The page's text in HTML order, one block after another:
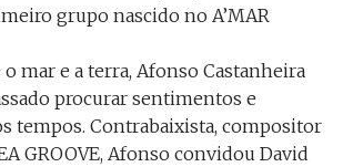
grupo nascido no A’MAR
mar e a terra, Afonso Castanheira
procurar sentimentos e
tempos. Contrabaixista, compositor
GROOVE, Afonso convidou David